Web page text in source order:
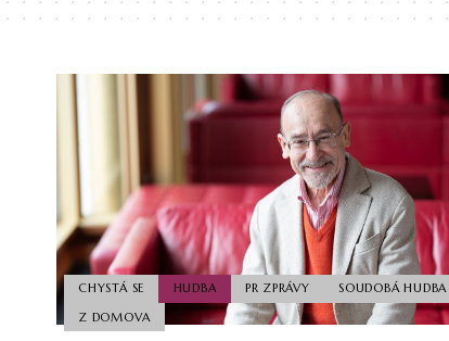
CHYSTÁ SE HUDBA PR ZPRÁVY
SOUDOBÁ HUDBA
Z DOMOVA